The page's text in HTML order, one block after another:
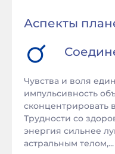
Аспекты
Чувства и воля
импульсивность
сконцентрировать
Трудности со
энергия сильнее
астральным телом,...